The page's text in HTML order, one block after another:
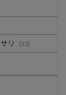
リ (53)